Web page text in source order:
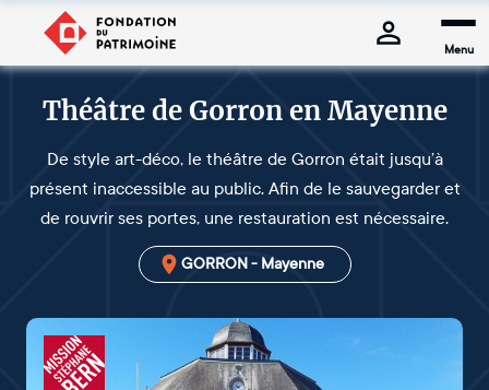
Menu
Théâtre de Gorron en Mayenne
De style art-déco, le théâtre de Gorron était jusqu’à
présent inaccessible au public. Afin de le sauvegarder et
de rouvrir ses portes, une restauration est nécessaire.
GORRON - Mayenne